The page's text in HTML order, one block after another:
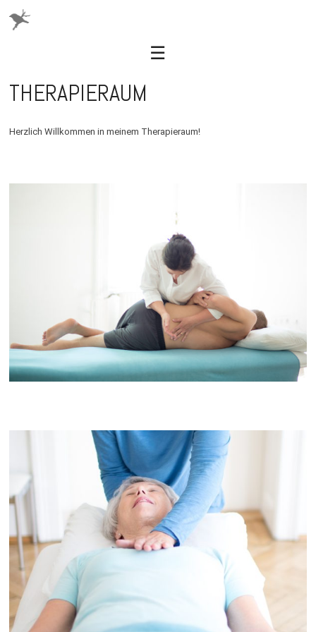
☰
Skip
to
content
THERAPIERAUM
Herzlich Willkommen in meinem Therapieraum!